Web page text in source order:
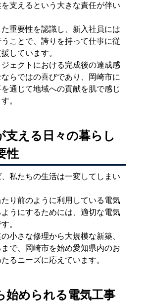
支えるという大きな責任が伴い
重要性を認識し、新入社員には
ことで、誇りを持って仕事に従
しています。
ェクトにおける完成後の達成感
らではの喜びであり、岡崎市に
通じて地域への貢献を肌で感じ
。
支える日々の暮らし
性
私たちの生活は一変してしまい
り前のように利用している電気
うにするためには、適切な電気
。
小さな修理から大規模な新築、
で、岡崎市を始め愛知県内のお
るニーズに応えています。
始められる電気工事